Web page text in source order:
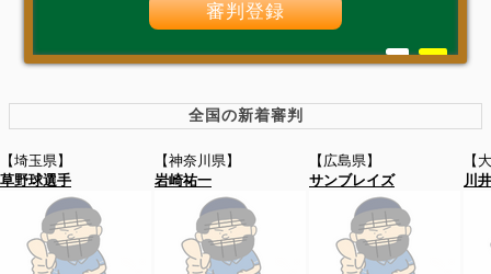
審判登録
全国の新着審判
【埼玉県】
草野球選手
【神奈川県】
岩崎祐一
【広島県】
サンブレイズ
【
川